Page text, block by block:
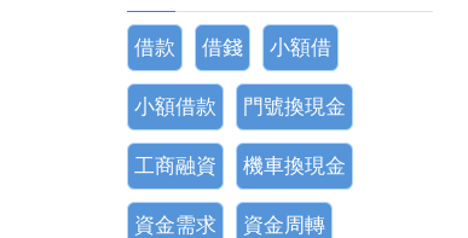
借款 借錢 小額借
小額借款 門號換現金
工商融資 機車換現金
資金需求 資金周轉